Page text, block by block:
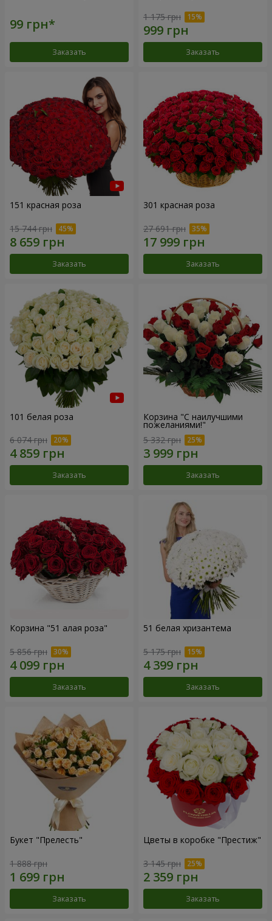
Заказать
1 175 грн
Заказать
151 красная роза
15 744 грн
Заказать
301 красная роза
27 691 грн
Заказать
101 белая роза
6 074 грн
Заказать
Корзина "С наилучшими
пожеланиями!"
5 332 грн
Заказать
Корзина "51 алая роза"
5 856 грн
Заказать
51 белая хризантема
5 175 грн
Заказать
Букет "Прелесть"
1 888 грн
Заказать
Цветы в коробке "Престиж"
3 145 грн
Заказать